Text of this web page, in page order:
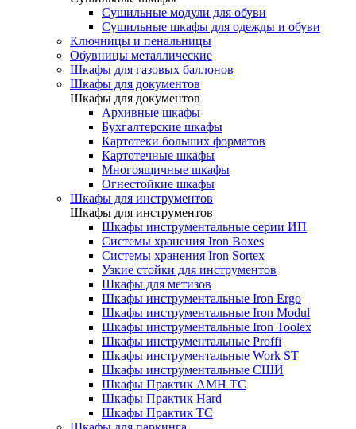
Сушильные модули для обуви
Сушильные шкафы для одежды и обуви
Ключницы и пенальницы
Обувницы металлические
Шкафы для газовых баллонов
Шкафы для документов
Шкафы для документов
Архивные шкафы
Бухгалтерские шкафы
Картотеки больших форматов
Картотечные шкафы
Многоящичные шкафы
Огнестойкие шкафы
Шкафы для инструментов
Шкафы для инструментов
Шкафы инструментальные серии ИП
Системы хранения Iron Boxes
Системы хранения Iron Sortex
Узкие стойки для инструментов
Шкафы для метизов
Шкафы инструментальные Iron Ergo
Шкафы инструментальные Iron Modul
Шкафы инструментальные Iron Toolex
Шкафы инструментальные Proffi
Шкафы инструментальные Work ST
Шкафы инструментальные СШИ
Шкафы Практик AMH TC
Шкафы Практик Hard
Шкафы Практик TC